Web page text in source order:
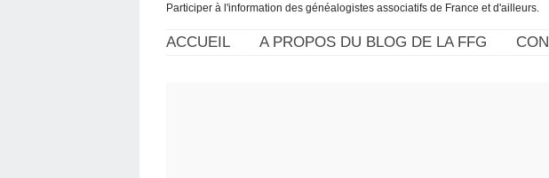
Participer à l'information des généalogistes associatifs de France et d'ailleurs.
ACCUEIL A PROPOS DU BLOG DE LA FFG